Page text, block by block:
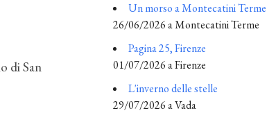
di San
Un morso a Montecatini Terme
26/06/2026 a Montecatini Terme
Pagina 25, Firenze
01/07/2026 a Firenze
L'inverno delle stelle
29/07/2026 a Vada